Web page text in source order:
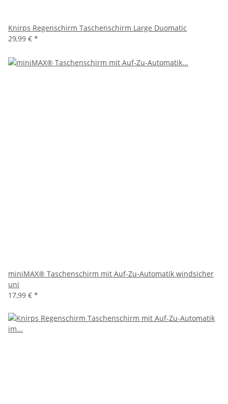
Knirps Regenschirm Taschenschirm Large Duomatic
29,99 € *
miniMAX® Taschenschirm mit Auf-Zu-Automatik windsicher
uni
17,99 € *